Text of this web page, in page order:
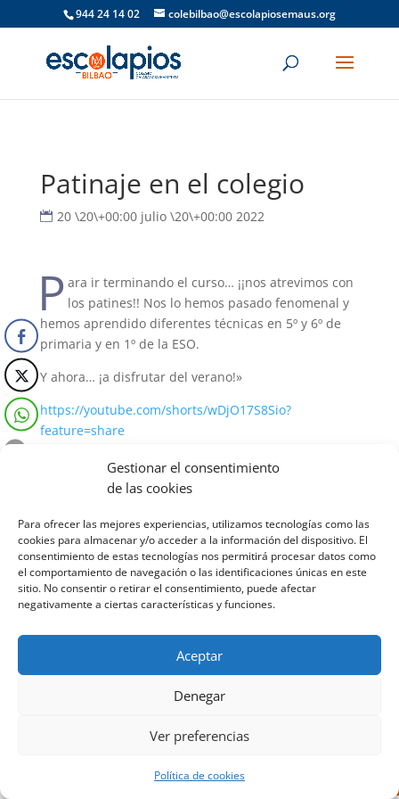
Gestionar el consentimiento
de las cookies
Para ofrecer las mejores experiencias, utilizamos tecnologías como las
cookies para almacenar y/o acceder a la información del dispositivo. El
consentimiento de estas tecnologías nos permitirá procesar datos como
el comportamiento de navegación o las identificaciones únicas en este
sitio. No consentir o retirar el consentimiento, puede afectar
negativamente a ciertas características y funciones.
Aceptar
Denegar
Ver preferencias
Política de cookies
944 24 14 02 colebilbao@escolapiosemaus.org
Patinaje en el colegio
20 \20\+00:00 julio \20\+00:00 2022
P ara ir terminando el curso… ¡¡nos atrevimos con
los patines!! Nos lo hemos pasado fenomenal y
hemos aprendido diferentes técnicas en 5º y 6º de
primaria y en 1º de la ESO.
Y ahora… ¡a disfrutar del verano!»
https://youtube.com/shorts/wDjO17S8Sio?
feature=share
Diseñado por Escuelas Pías Provincia Emaús
Aviso Legal